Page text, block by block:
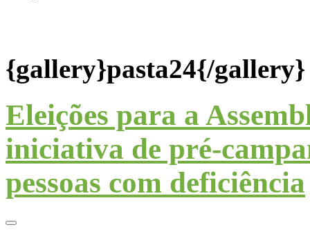
{gallery}pasta24{/gallery}
Eleições para a
iniciativa de pré-
pessoas com deficiência